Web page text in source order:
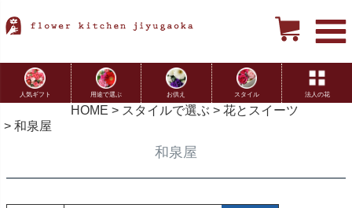
人気ギフト 用途で選ぶ お供え スタイル 法人の花
HOME スタイルで選ぶ
花とスイーツ
和泉屋
和泉屋